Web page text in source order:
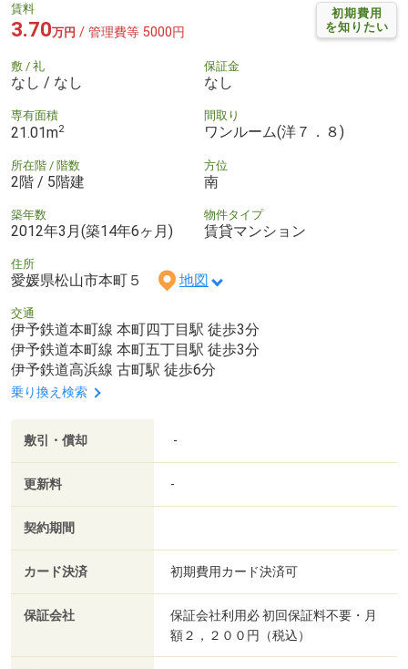
初期費用
を知りたい
賃料
3.70万円 / 管理費等 5000円
敷 / 礼
なし / なし
保証金
なし
専有面積
21.01m2
間取り
ワンルーム(洋７．８)
所在階 / 階数
2階 / 5階建
方位
南
築年数
2012年3月(築14年6ヶ月)
物件タイプ
賃貸マンション
住所
愛媛県松山市本町５ 地図
交通
伊予鉄道本町線 本町四丁目駅 徒歩3分
伊予鉄道本町線 本町五丁目駅 徒歩3分
伊予鉄道高浜線 古町駅 徒歩6分
乗り換え検索
敷引・償却 -
更新料 -
契約期間
カード決済 初期費用カード決済可
保証会社
保証会社利用必 初回保証料不要・月
額２，２００円（税込）